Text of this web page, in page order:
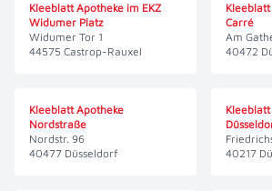
Kleeblatt Apotheke im EKZ
Widumer Platz
Widumer Tor 1
44575 Castrop-Rauxel
Carré
Am
40472
Kleeblatt Apotheke
Nordstraße
Nordstr. 96
40477 Düsseldorf
40217